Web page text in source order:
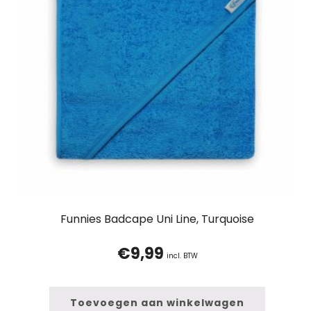
Funnies Badcape Uni Line, Turquoise
€9,99 incl. BTW
Toevoegen aan winkelwagen